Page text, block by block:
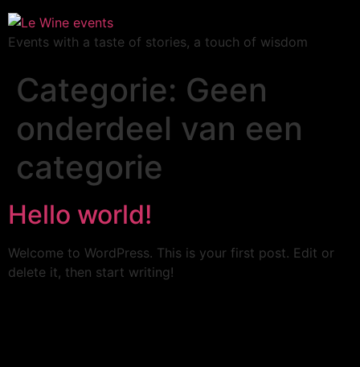
Events with a taste of stories, a touch of wisdom
Categorie: Geen
onderdeel van een
categorie
Hello world!
Welcome to WordPress. This is your first post. Edit or
delete it, then start writing!